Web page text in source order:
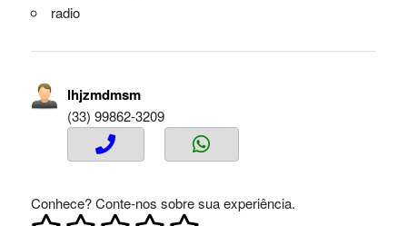
radio
lhjzmdmsm
(33) 99862-3209
Conhece? Conte-nos sobre sua experiência.